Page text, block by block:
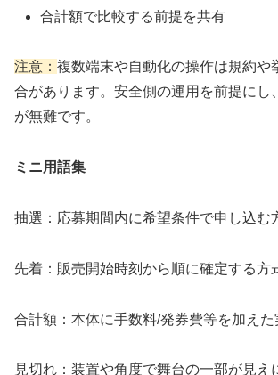
合計額で比較する前提を共有
注意： 複数端末や自動化の操作は規約や
合があります。安全側の運用を前提にし
が無難です。
ミニ用語集
抽選：応募期間内に希望条件で申し込む
先着：販売開始時刻から順に確定する方
合計額：本体に手数料/発券費等を加えた
見切れ：装置や角度で舞台の一部が見え